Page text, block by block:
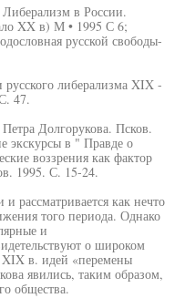
в России.
XX в) М • 1995 С 6;
русской свободы-
либерализма XIX -
47.
Долгорукова. Псков.
экскурсы в " Правде о
воззрения как фактор
1995. С. 15-24.
рассматривается как нечто
того периода. Однако
и
о широком
XIX в. идей «перемены
явились, таким образом,
общества.